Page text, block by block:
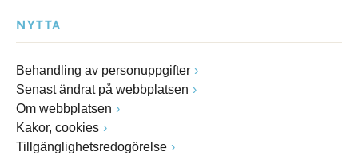
NYTTA
Behandling av personuppgifter
Senast ändrat på webbplatsen
Om webbplatsen
Kakor, cookies
Tillgänglighetsredogörelse